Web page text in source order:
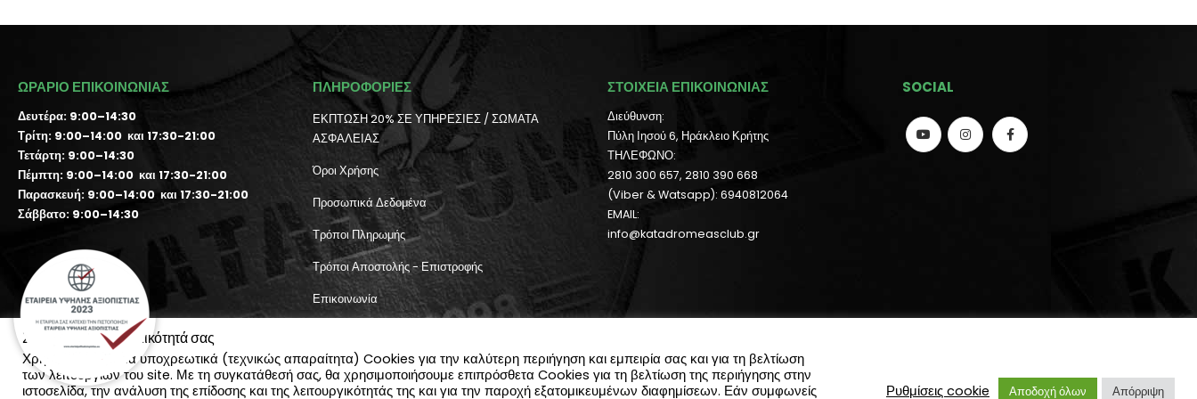
ΩΡΑΡΙΟ ΕΠΙΚΟΙΝΩΝΙΑΣ
Δευτέρα: 9:00–14:30
Τρίτη: 9:00–14:00 και 17:30-21:00
Τετάρτη: 9:00–14:30
Πέμπτη: 9:00–14:00 και 17:30-21:00
Παρασκευή: 9:00–14:00 και 17:30-21:00
Σάββατο: 9:00–14:30
ΠΛΗΡΟΦΟΡΙΕΣ
ΕΚΠΤΩΣΗ 20% ΣΕ ΥΠΗΡΕΣΙΕΣ / ΣΩΜΑΤΑ
ΑΣΦΑΛΕΙΑΣ
Όροι Χρήσης
Προσωπικά Δεδομένα
Τρόποι Πληρωμής
Τρόποι Αποστολής - Επιστροφής
Επικοινωνία
ΣΤΟΙΧΕΙΑ ΕΠΙΚΟΙΝΩΝΙΑΣ
Διεύθυνση:
Πύλη Ιησού 6, Ηράκλειο Κρήτης
ΤΗΛΕΦΩΝΟ:
2810 300 657, 2810 390 668
(Viber & Watsapp): 6940812064
EMAIL:
info@katadromeasclub.gr
SOCIAL
Σεβόμαστε την ιδιωτικότητά σας
Χρησιμοποιούμε τα υποχρεωτικά (τεχνικώς απαραίτητα) Cookies για την καλύτερη περιήγηση και εμπειρία σας και για τη βελτίωση
των λειτουργιών του site. Με τη συγκατάθεσή σας, θα χρησιμοποιήσουμε επιπρόσθετα Cookies για τη βελτίωση της περιήγησης στην
ιστοσελίδα, την ανάλυση της επίδοσης και της λειτουργικότητάς της και για την παροχή εξατομικευμένων διαφημίσεων. Εάν συμφωνείς
Ρυθμίσεις cookie Αποδοχή όλων Απόρριψη